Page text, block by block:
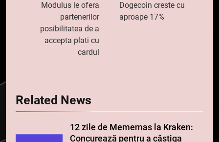
articole
Modulus le ofera
partenerilor
posibilitatea de a
accepta plati cu
cardul
Dogecoin creste cu
aproape 17%
Related News
12 zile de Mememas la Kraken:
Concurează pentru a câștiga